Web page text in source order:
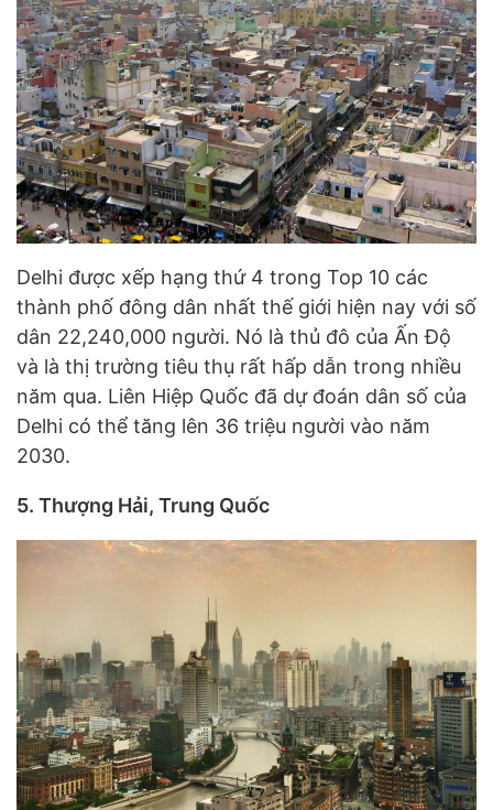
Delhi được xếp hạng thứ 4 trong Top 10 các
thành phố đông dân nhất thế giới hiện nay với số
dân 22,240,000 người. Nó là thủ đô của Ấn Độ
và là thị trường tiêu thụ rất hấp dẫn trong nhiều
năm qua. Liên Hiệp Quốc đã dự đoán dân số của
Delhi có thể tăng lên 36 triệu người vào năm
2030.
5. Thượng Hải, Trung Quốc